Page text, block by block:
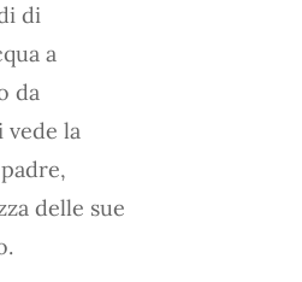
di
a
da
la
delle sue